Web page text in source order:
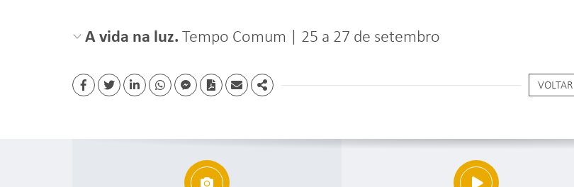
A vida na luz.Tempo Comum | 25 a 27 de setembro
FacebookTwitterLinkedinwhatsappfacebook messenger
PDF EmailShare
VOLTAR